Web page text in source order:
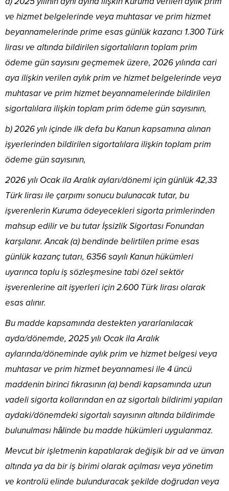
ve hizmet belgelerinde veya muhtasar ve prim hizmet
beyannamelerinde prime esas günlük kazancı 1.300 Türk
lirası ve altında bildirilen sigortalıların toplam prim
ödeme gün sayısını geçmemek üzere, 2026 yılında cari
aya ilişkin verilen aylık prim ve hizmet belgelerinde veya
muhtasar ve prim hizmet beyannamelerinde bildirilen
sigortalılara ilişkin toplam prim ödeme gün sayısının,
b) 2026 yılı içinde ilk defa bu Kanun kapsamına alınan
işyerlerinden bildirilen sigortalılara ilişkin toplam prim
ödeme gün sayısının,
2026 yılı Ocak ila Aralık ayları/dönemi için günlük 42,33
Türk lirası ile çarpımı sonucu bulunacak tutar, bu
işverenlerin Kuruma ödeyecekleri sigorta primlerinden
mahsup edilir ve bu tutar İşsizlik Sigortası Fonundan
karşılanır. Ancak (a) bendinde belirtilen prime esas
günlük kazanç tutarı, 6356 sayılı Kanun hükümleri
uyarınca toplu iş sözleşmesine tabi özel sektör
işverenlerine ait işyerleri için 2.600 Türk lirası olarak
esas alınır.
Bu madde kapsamında destekten yararlanılacak
ayda/dönemde, 2025 yılı Ocak ila Aralık
aylarında/döneminde aylık prim ve hizmet belgesi veya
muhtasar ve prim hizmet beyannamesi ile 4 üncü
maddenin birinci fıkrasının (a) bendi kapsamında uzun
vadeli sigorta kollarından en az sigortalı bildirimi yapılan
aydaki/dönemdeki sigortalı sayısının altında bildirimde
bulunulması hâlinde bu madde hükümleri uygulanmaz.
Mevcut bir işletmenin kapatılarak değişik bir ad ve ünvan
altında ya da bir iş birimi olarak açılması veya yönetim
ve kontrolü elinde bulunduracak şekilde doğrudan veya